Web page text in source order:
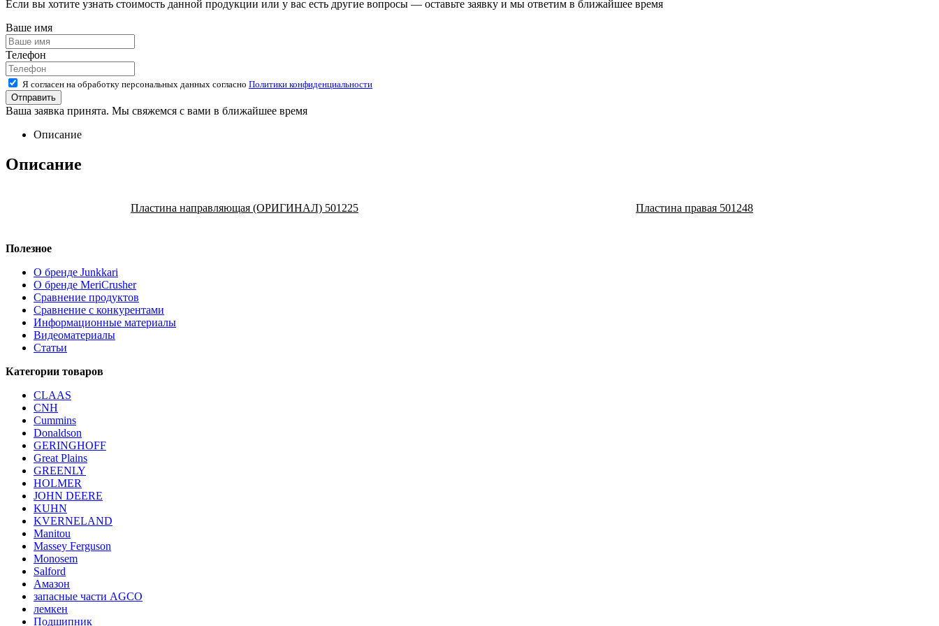
Если вы хотите узнать стоимость данной продукции или у вас есть другие вопросы — оставьте заявку и мы ответим в ближайшее время
Ваше имя
Телефон
Я согласен на обработку персональных данных согласно Политики конфиденциальности
Ваша заявка принята. Мы свяжемся с вами в ближайшее время
Описание
Описание
Пластина направляющая (ОРИГИНАЛ) 501225 Пластина правая 501248
Полезное
О бренде Junkkari
О бренде MeriCrusher
Сравнение продуктов
Сравнение с конкурентами
Информационные материалы
Видеоматериалы
Статьи
Категории товаров
CLAAS
CNH
Cummins
Donaldson
GERINGHOFF
Great Plains
GREENLY
HOLMER
JOHN DEERE
KUHN
KVERNELAND
Manitou
Massey Ferguson
Monosem
Salford
Амазон
запасные части AGCO
лемкен
Подшипник